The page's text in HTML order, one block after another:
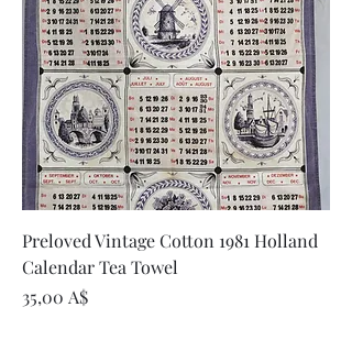
Preloved Vintage Cotton 1981 Holland
Calendar Tea Towel
Цена
35,00 A$